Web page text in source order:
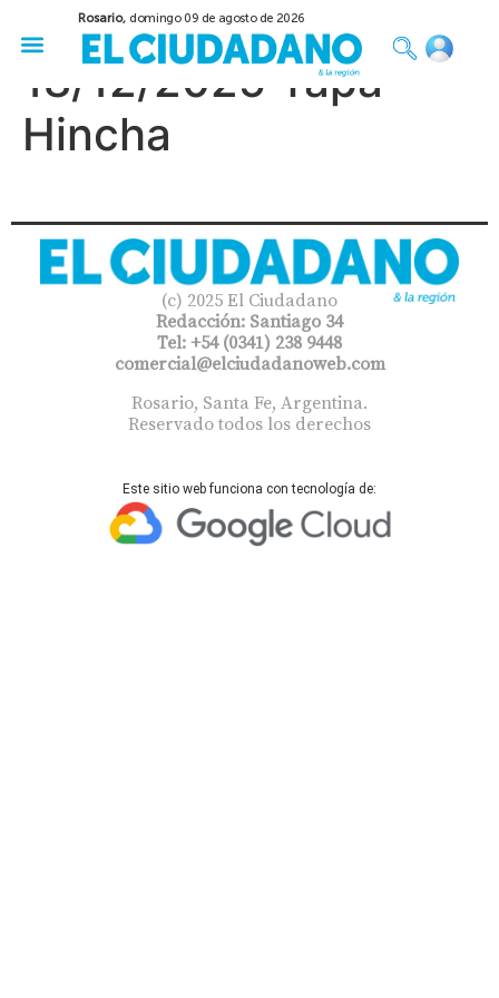
Rosario, domingo 09 de agosto de 2026
18/12/2025 Tapa
Hincha
(c) 2025 El Ciudadano
Redacción: Santiago 34
Tel: +54 (0341) 238 9448
comercial@elciudadanoweb.com​
Rosario, Santa Fe, Argentina.
Reservado todos los derechos
Este sitio web funciona con tecnología de: